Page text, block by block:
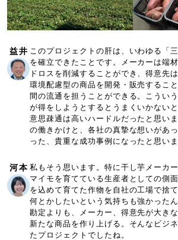
益井 このプロジェクトの肝は、いわゆる「
を確立できたことです。メーカーは端
ドロスを削減することができ、得意先
環境配慮型の商品を開発・販売するこ
間の流通を担うことができる。こうい
が得をしようとするとうまくいかない
意思疎通は高いハードルだったと思い
の働きかけと、各社の真摯な想いがあ
った、貴重な成功事例になったと思いま
河本 私もそう思います。特に干し芋メーカ
マイモを育てている生産者としての側
を込めて育てた作物を自社の工場で捨
何とかしたいという気持ちも強かった
勘定よりも、メーカー、得意先が大き
新たな商品を作り上げる。そんなビジ
たプロジェクトでしたね。